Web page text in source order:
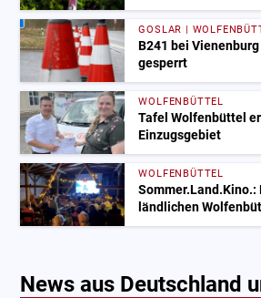
GOSLAR |
B241 bei
gesperrt
WOLFENBÜTTEL
Tafel Wolfenbüttel
Einzugsgebiet
WOLFENBÜTTEL
ländlichen
News aus Deutschland